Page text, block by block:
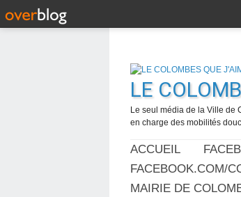
LE
Le seul média de la Ville de
en charge des mobilités
ACCUEIL
FACEBOOK.COM/
MAIRIE DE